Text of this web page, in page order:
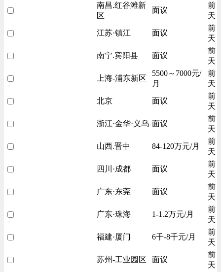
南昌.红谷滩新
区
面议
前
天
江苏·镇江 面议
前
天
南宁.宾阳县 面议
前
天
上海-浦东新区
5500～7000元/
月
前
天
北京 面议
前
天
浙江·金华·义乌 面议
前
天
山西.晋中 84-120万元/月
前
天
四川·成都 面议
前
天
广东·东莞 面议
前
天
广东·珠海 1-1.2万元/月
前
天
福建·厦门 6千-8千元/月
前
天
苏州-工业园区 面议
前
天